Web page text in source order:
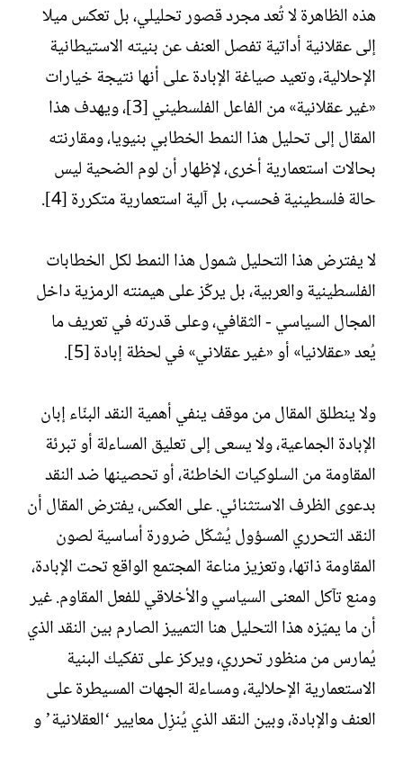
هذه الظاهرة لا تُعد مجرد قصور تحليلي، بل تعكس ميلا
إلى عقلانية أداتية تفصل العنف عن بنيته الاستيطانية
الإحلالية، وتعيد صياغة الإبادة على أنها نتيجة خيارات
«غير عقلانية» من الفاعل الفلسطيني [3]، ويهدف هذا
المقال إلى تحليل هذا النمط الخطابي بنيويا، ومقارنته
بحالات استعمارية أخرى، لإظهار أن لوم الضحية ليس
حالة فلسطينية فحسب، بل آلية استعمارية متكررة [4].
لا يفترض هذا التحليل شمول هذا النمط لكل الخطابات
الفلسطينية والعربية، بل يركّز على هيمنته الرمزية داخل
المجال السياسي - الثقافي، وعلى قدرته في تعريف ما
يُعد «عقلانيا» أو «غير عقلاني» في لحظة إبادة [5].
ولا ينطلق المقال من موقف ينفي أهمية النقد البنّاء إبان
الإبادة الجماعية، ولا يسعى إلى تعليق المساءلة أو تبرئة
المقاومة من السلوكيات الخاطئة، أو تحصينها ضد النقد
بدعوى الظرف الاستثنائي. على العكس، يفترض المقال أن
النقد التحرري المسؤول يُشكّل ضرورة أساسية لصون
المقاومة ذاتها، وتعزيز مناعة المجتمع الواقع تحت الإبادة،
ومنع تآكل المعنى السياسي والأخلاقي للفعل المقاوم. غير
أن ما يميّزه هذا التحليل هنا التمييز الصارم بين النقد الذي
يُمارس من منظور تحرري، ويركز على تفكيك البنية
الاستعمارية الإحلالية، ومساءلة الجهات المسيطرة على
العنف والإبادة، وبين النقد الذي يُنزِل معايير ‘العقلانية’ و